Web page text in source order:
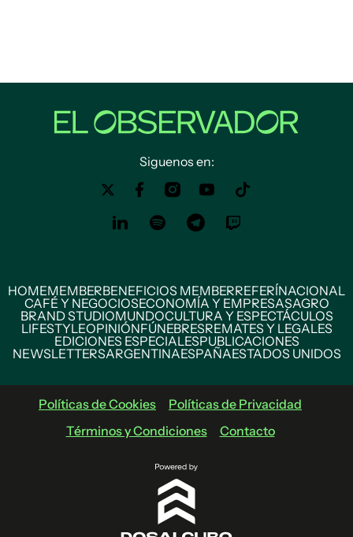
Siguenos en:
HOMEMEMBERBENEFICIOS MEMBERREFERÍNACIONAL
CAFÉ Y NEGOCIOSECONOMÍA Y EMPRESASAGRO
BRAND STUDIOMUNDOCULTURA Y ESPECTÁCULOS
LIFESTYLEOPINIÓNFÚNEBRESREMATES Y LEGALES
EDICIONES ESPECIALESPUBLICACIONES
NEWSLETTERSARGENTINAESPAÑAESTADOS UNIDOS
Políticas de Cookies
Políticas de Privacidad
Términos y Condiciones
Contacto